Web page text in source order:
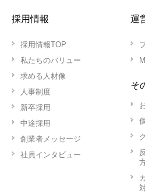
採用情報
採用情報TOP
私たちのバリュー
求める人材像
人事制度
新卒採用
中途採用
創業者メッセージ
社員インタビュー
運
そ